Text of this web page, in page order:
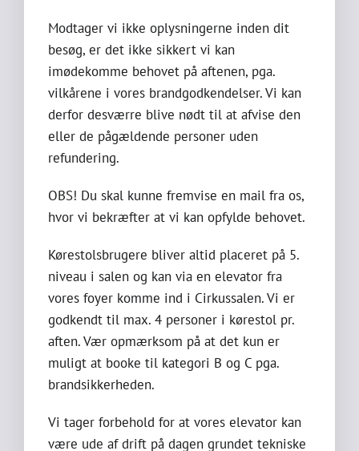
Modtager vi ikke oplysningerne inden dit
besøg, er det ikke sikkert vi kan
imødekomme behovet på aftenen, pga.
vilkårene i vores brandgodkendelser. Vi kan
derfor desværre blive nødt til at afvise den
eller de pågældende personer uden
refundering.
OBS! Du skal kunne fremvise en mail fra os,
hvor vi bekræfter at vi kan opfylde behovet.
Kørestolsbrugere bliver altid placeret på 5.
niveau i salen og kan via en elevator fra
vores foyer komme ind i Cirkussalen. Vi er
godkendt til max. 4 personer i kørestol pr.
aften. Vær opmærksom på at det kun er
muligt at booke til kategori B og C pga.
brandsikkerheden.
Vi tager forbehold for at vores elevator kan
være ude af drift på dagen grundet tekniske